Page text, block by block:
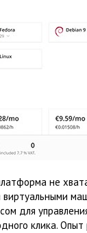
не
виртуальными
для
клика.